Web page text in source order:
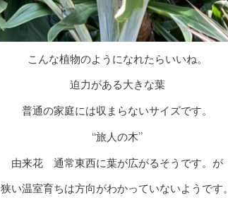
こんな植物のようになれたらいいね。
迫力がある大きな葉
普通の家庭には収まらないサイズです。
“旅人の木”
由来花 通常東西に葉が広がるそうです。が
狭い温室育ちは方向がわかっていないようです。